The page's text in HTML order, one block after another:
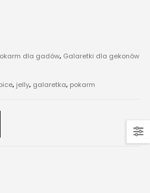
dla gadów, Galaretki dla gekonów
, jelly, galaretka, pokarm